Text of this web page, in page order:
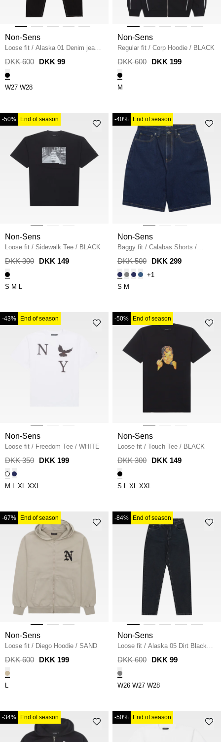
Non-Sens
Loose fit / Alaska 01 Denim jeans
/ SORT
DKK 600 DKK 99
W27 W28
Non-Sens
Regular fit / Corp Hoodie / BLACK
DKK 600 DKK 199
M
-50% End of season
Non-Sens
Loose fit / Sidewalk Tee / BLACK
DKK 300 DKK 149
S M L
-40% End of season
Non-Sens
Baggy fit / Calabas Shorts /
DARK BLUE
DKK 500 DKK 299
+1
S M
-43% End of season
Non-Sens
Loose fit / Freedom Tee / WHITE
DKK 350 DKK 199
M L XL XXL
-50% End of season
Non-Sens
Loose fit / Touch Tee / BLACK
DKK 300 DKK 149
S L XL XXL
-67% End of season
Non-Sens
Loose fit / Diego Hoodie / SAND
DKK 600 DKK 199
L
-84% End of season
Non-Sens
Loose fit / Alaska 05 Dirt Black
Jeans / GRÅ
DKK 600 DKK 99
W26 W27 W28
-34% End of season -50% End of season